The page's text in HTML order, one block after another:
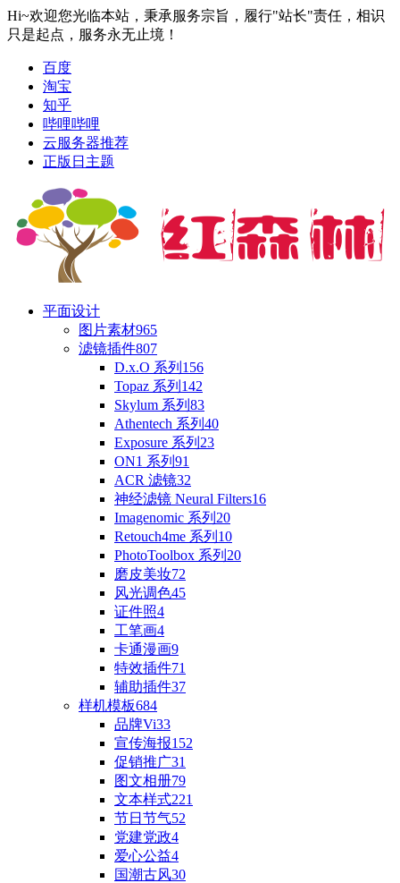
Hi~欢迎您光临本站，秉承服务宗旨，履行"站长"责任，相识
只是起点，服务永无止境！
百度
淘宝
知乎
哔哩哔哩
云服务器推荐
正版日主题
平面设计
图片素材965
滤镜插件807
D.x.O 系列 156
Topaz 系列 142
Skylum 系列 83
Athentech 系列 40
Exposure 系列 23
ON1 系列 91
ACR 滤镜32
神经滤镜 Neural Filters16
Imagenomic 系列 20
Retouch4me 系列 10
PhotoToolbox 系列 20
磨皮美妆72
风光调色45
证件照4
工笔画4
卡通漫画9
特效插件71
辅助插件37
样机模板684
品牌Vi33
宣传海报152
促销推广31
图文相册79
文本样式221
节日节气52
党建党政4
爱心公益4
国潮古风30